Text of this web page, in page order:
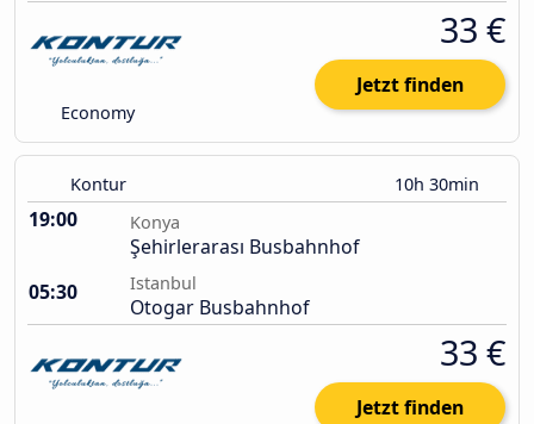
Economy
33 €
Jetzt finden
Kontur 10h 30min
19:00 Konya
Şehirlerarası Busbahnhof
05:30
Istanbul
Otogar Busbahnhof
33 €
Jetzt finden